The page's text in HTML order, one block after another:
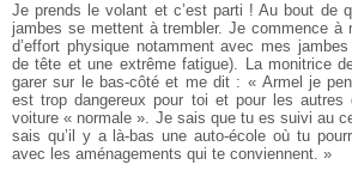
Je prends le volant et c’est parti ! Au bout de
jambes se mettent à trembler. Je commence à
d’effort physique notamment avec mes
de tête et une extrême fatigue). La monitrice
garer sur le bas-côté et me dit : « Armel je
est trop dangereux pour toi et pour les autres
voiture « normale ». Je sais que tu es suivi au
sais qu’il y a là-bas une auto-école où tu
avec les aménagements qui te conviennent. »